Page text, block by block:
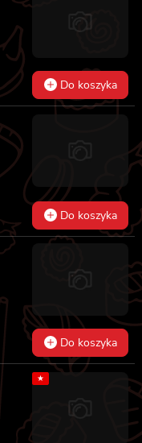
Do koszyka
Do koszyka
Do koszyka
★